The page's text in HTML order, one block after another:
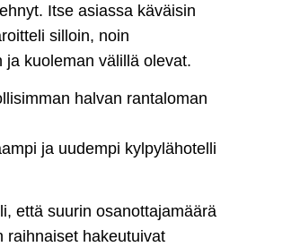
Itse asiassa käväisin
silloin, noin
kuoleman välillä olevat.
halvan rantaloman
ja uudempi kylpylähotelli
että suurin osanottajamäärä
raihnaiset hakeutuivat